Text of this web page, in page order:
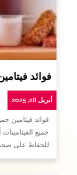
فوائد
أبريل 28, 2025
فوائد فيتامين
جميع
للحفاظ على